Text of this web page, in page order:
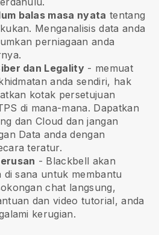
balas masa nyata tentang
Menganalisis data anda
perniagaan anda
dan Legality - memuat
anda sendiri, hak
kotak persetujuan
di mana-mana. Dapatkan
dan Cloud dan jangan
Data anda dengan
teratur.
- Blackbell akan
di sana untuk membantu
chat langsung,
dan video tutorial, anda
kerugian.